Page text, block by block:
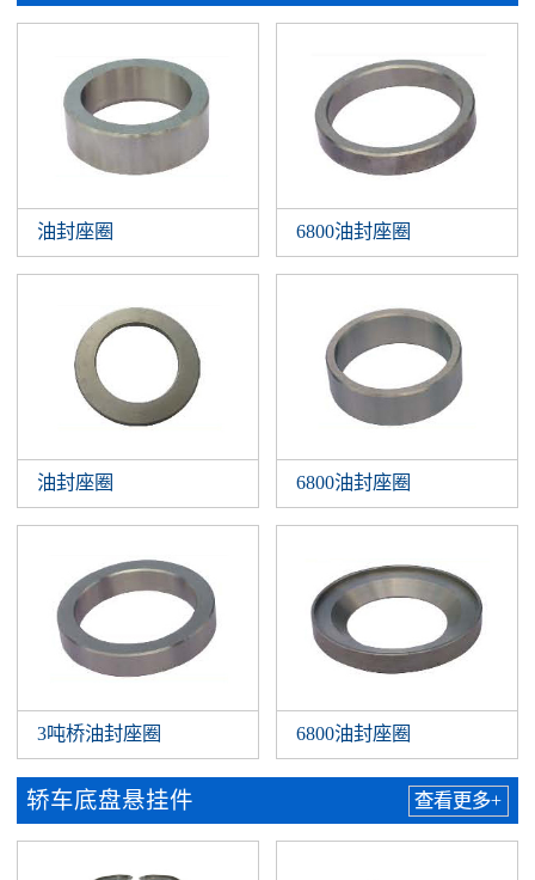
油封座圈 6800油封座圈
油封座圈 6800油封座圈
3吨桥油封座圈 6800油封座圈
轿车底盘悬挂件 查看更多+